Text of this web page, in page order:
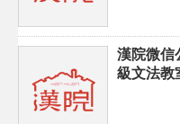
漢院微信
級文法